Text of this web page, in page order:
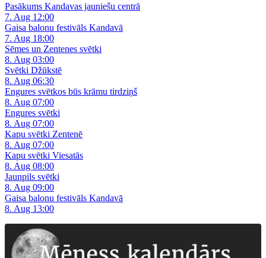
Pasākums Kandavas jauniešu centrā
7. Aug 12:00
Gaisa balonu festivāls Kandavā
7. Aug 18:00
Sēmes un Zentenes svētki
8. Aug 03:00
Svētki Džūkstē
8. Aug 06:30
Engures svētkos būs krāmu tirdziņš
8. Aug 07:00
Engures svētki
8. Aug 07:00
Kapu svētki Zentenē
8. Aug 07:00
Kapu svētki Viesatās
8. Aug 08:00
Jaunpils svētki
8. Aug 09:00
Gaisa balonu festivāls Kandavā
8. Aug 13:00